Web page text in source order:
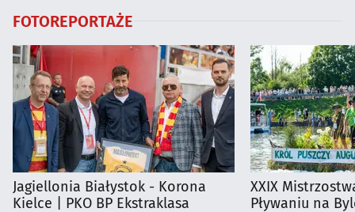
FOTOREPORTAŻE
Jagiellonia Białystok - Korona
Kielce | PKO BP Ekstraklasa
XXIX
Pływaniu na